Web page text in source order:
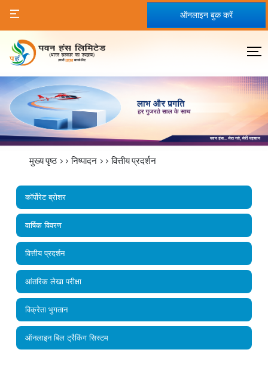
ऑनलाइन बुक करें
मुख्य पृष्ठ >>निष्पादन >>वित्तीय प्रदर्शन
कॉर्पोरेट ब्रोशर
वार्षिक विवरण
वित्तीय प्रदर्शन
आंतरिक लेखा परीक्षा
विक्रेता भुगतान
ऑनलाइन बिल ट्रैकिंग सिस्टम